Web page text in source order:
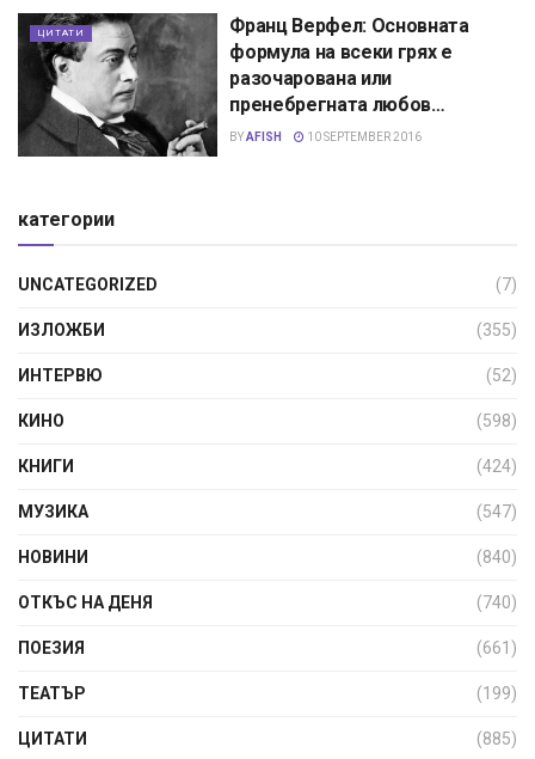
ЦИТАТИ
Франц Верфел: Основната
формула на всеки грях е
разочарована или
пренебрегната любов…
BYAFISH 10 SEPTEMBER 2016
категории
UNCATEGORIZED (7)
ИЗЛОЖБИ (355)
ИНТЕРВЮ (52)
КИНО (598)
КНИГИ (424)
МУЗИКА (547)
НОВИНИ (840)
ОТКЪС НА ДЕНЯ (740)
ПОЕЗИЯ (661)
ТЕАТЪР (199)
ЦИТАТИ (885)